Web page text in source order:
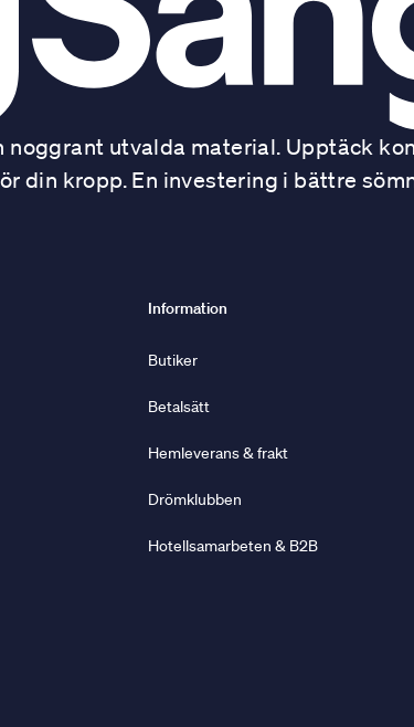
utvalda material. Upptäck
din kropp. En investering i bättre
Information
Butiker
Betalsätt
Hemleverans & frakt
Drömklubben
Hotellsamarbeten & B2B